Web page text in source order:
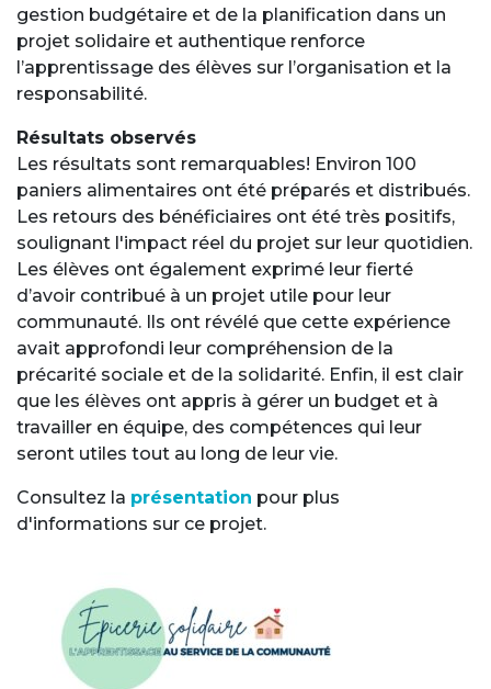
gestion budgétaire et de la planification dans un
projet solidaire et authentique renforce
l’apprentissage des élèves sur l’organisation et la
responsabilité.
Résultats observés
Les résultats sont remarquables! Environ 100
paniers alimentaires ont été préparés et distribués.
Les retours des bénéficiaires ont été très positifs,
soulignant l'impact réel du projet sur leur quotidien.
Les élèves ont également exprimé leur fierté
d’avoir contribué à un projet utile pour leur
communauté. Ils ont révélé que cette expérience
avait approfondi leur compréhension de la
précarité sociale et de la solidarité. Enfin, il est clair
que les élèves ont appris à gérer un budget et à
travailler en équipe, des compétences qui leur
seront utiles tout au long de leur vie.
Consultez la présentation pour plus
d'informations sur ce projet.